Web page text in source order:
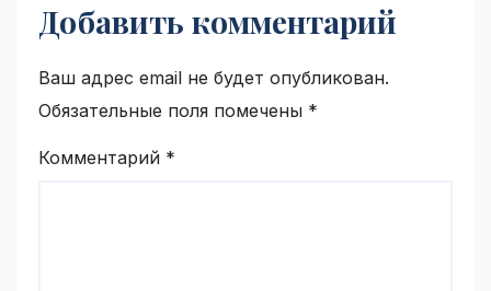
Добавить комментарий
Ваш адрес email не будет опубликован.
Обязательные поля помечены *
Комментарий *